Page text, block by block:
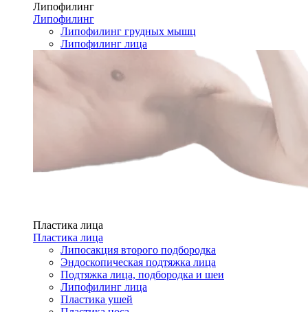
Липофилинг
Липофилинг
Липофилинг грудных мышц
Липофилинг лица
Пластика лица
Пластика лица
Липосакция второго подбородка
Эндоскопическая подтяжка лица
Подтяжка лица, подбородка и шеи
Липофилинг лица
Пластика ушей